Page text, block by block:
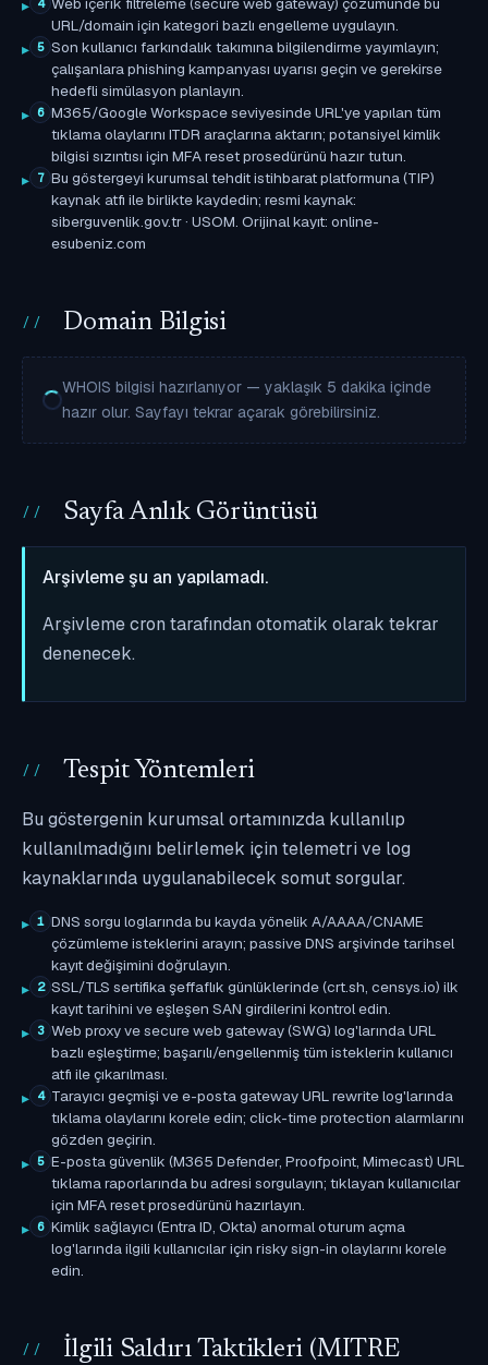
URL/domain için kategori bazlı engelleme uygulayın.
5 Son kullanıcı farkındalık takımına bilgilendirme yayımlayın;
çalışanlara phishing kampanyası uyarısı geçin ve gerekirse
hedefli simülasyon planlayın.
6 M365/Google Workspace seviyesinde URL'ye yapılan tüm
tıklama olaylarını ITDR araçlarına aktarın; potansiyel kimlik
bilgisi sızıntısı için MFA reset prosedürünü hazır tutun.
7 Bu göstergeyi kurumsal tehdit istihbarat platformuna (TIP)
kaynak atfı ile birlikte kaydedin; resmi kaynak:
siberguvenlik.gov.tr · USOM. Orijinal kayıt: online-
esubeniz.com
Domain Bilgisi
WHOIS bilgisi hazırlanıyor — yaklaşık 5 dakika içinde
hazır olur. Sayfayı tekrar açarak görebilirsiniz.
Sayfa Anlık Görüntüsü
Arşivleme şu an yapılamadı.
Arşivleme cron tarafından otomatik olarak tekrar
denenecek.
Tespit Yöntemleri
Bu göstergenin kurumsal ortamınızda kullanılıp
kullanılmadığını belirlemek için telemetri ve log
kaynaklarında uygulanabilecek somut sorgular.
1 DNS sorgu loglarında bu kayda yönelik A/AAAA/CNAME
çözümleme isteklerini arayın; passive DNS arşivinde tarihsel
kayıt değişimini doğrulayın.
2 SSL/TLS sertifika şeffaflık günlüklerinde (crt.sh, censys.io) ilk
kayıt tarihini ve eşleşen SAN girdilerini kontrol edin.
3 Web proxy ve secure web gateway (SWG) log'larında URL
bazlı eşleştirme; başarılı/engellenmiş tüm isteklerin kullanıcı
atfı ile çıkarılması.
4 Tarayıcı geçmişi ve e-posta gateway URL rewrite log'larında
tıklama olaylarını korele edin; click-time protection alarmlarını
gözden geçirin.
5 E-posta güvenlik (M365 Defender, Proofpoint, Mimecast) URL
tıklama raporlarında bu adresi sorgulayın; tıklayan kullanıcılar
için MFA reset prosedürünü hazırlayın.
6 Kimlik sağlayıcı (Entra ID, Okta) anormal oturum açma
log'larında ilgili kullanıcılar için risky sign-in olaylarını korele
edin.
İlgili Saldırı Taktikleri (MITRE